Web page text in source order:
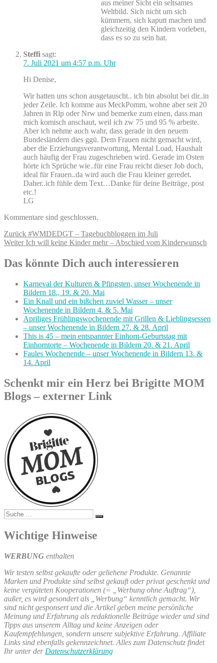
aus meiner Sicht ein seltsames
Weltbild. Sich nicht um sich
kümmern, sich kaputt machen und
gleichzeitig den Kindern vorleben,
dass es so zu sein hat.
Steffi sagt:
7. Juli 2021 um 4:57 p.m. Uhr
Hi Denise,
Wir hatten uns schon ausgetauscht.. ich bin absolut bei dir..in
jeder Zeile. Ich komme aus MeckPomm, wohne aber seit 20
Jahren in Rlp oder Nrw und bemerke zum einen, dass man
mich komisch anschaut, weil ich zw 75 und 95 % arbeite.
Aber ich nehme auch wahr, dass gerade in den neuem
Bundesländern dies ggü. Dem Frauen nicht gemacht wird,
aber die Erziehungsverantwortung, Mental Load, Haushalt
auch häufig der Frau zugeschrieben wird. Gerade im Osten
hörte ich Sprüche wie..für eine Frau reicht dieser Job doch,
ideal für Frauen..da wird auch die Frau kleiner geredet.
Daher..ich fühle dem Text…Danke für deine Beiträge, post
etc.!
LG
Kommentare sind geschlossen.
Beitragsnavigation
Zurück Vorheriger
Beitrag:
#WMDEDGT – Tagebuchbloggen im Juli
Weiter Nächster
Ich will keine Kinder mehr – Abschied vom Kinderwunsch
Das könnte Dich auch interessieren
Karneval der Kulturen & Pfingsten, unser Wochenende in
Bildern 18., 19. & 20. Mai
Ein Knall und ein bißchen zuviel Wasser – unser
Wochenende in Bildern 4. & 5. Mai
Apriliges Frühlingswochenende mit Grillen & Lieblingsessen
– unser Wochenende in Bildern 27. & 28. April
This is 45 – mein entspannter Einhorn-Geburtstag mit
Einhorntorte – Wochenende in Bildern 20. & 21. April
Faules Wochenende – unser Wochenende in Bildern 13. &
14. April
Schenkt mir ein Herz bei Brigitte MOM
Blogs – externer Link
Suche
nach:
Suchen
Wichtige Hinweise
WERBUNG enthalten
Wir testen selbst gekaufte oder geliehene Produkte. Genannte
Marken und Produkte sind selbst gekauft oder privat geschenkt und
keine vergüteten Kooperationen (= „Werbung ohne Auftrag“),
außer, es wird gesondert als „Werbung“ kenntlich gemacht. Wir
sind nicht gesponsert und die Artikel geben meine persönliche
Meinung und Erfahrung als redaktionelle Beiträge wieder und sind
Tipps aus unserem Alltag und keine Anzeigen oder
Kaufempfehlungen, sondern unsere subjektive Erfahrung. Affiliate
Links sind ebenfalls gekennzeichnet. Alles zum Datenschutz findet
Ihr unter der Datenschutzerklärung